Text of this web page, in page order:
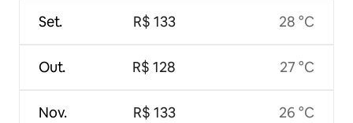
Set.
Out.
Nov.
R$ 133
R$ 128
R$ 133
28 °C
27 °C
26 °C